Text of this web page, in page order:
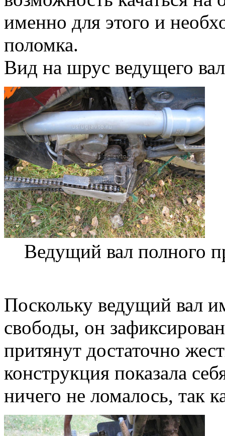
именно для этого и
поломка.
Вид на шрус ведущего
Ведущий вал полного
Поскольку ведущий вал
свободы, он
притянут достаточно
конструкция показала
ничего не ломалось, так